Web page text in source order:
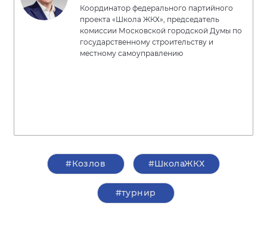
Координатор федерального партийного
проекта «Школа ЖКХ», председатель
комиссии Московской городской Думы по
государственному строительству и
местному самоуправлению
#Козлов #ШколаЖКХ
#турнир